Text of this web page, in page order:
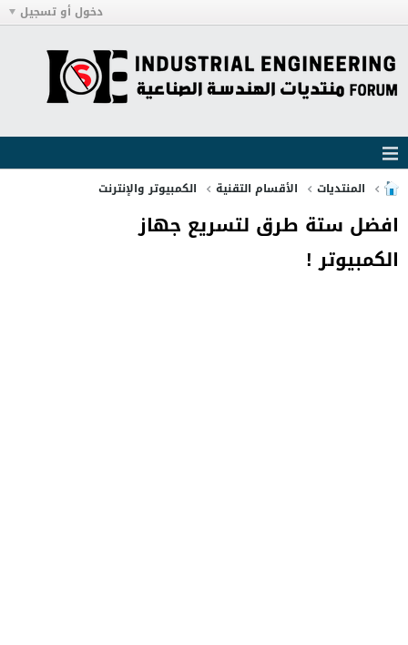
دخول أو تسجيل
المنتديات الأقسام التقنية الكمبيوتر والإنترنت
افضل ستة طرق لتسريع جهاز
الكمبيوتر !